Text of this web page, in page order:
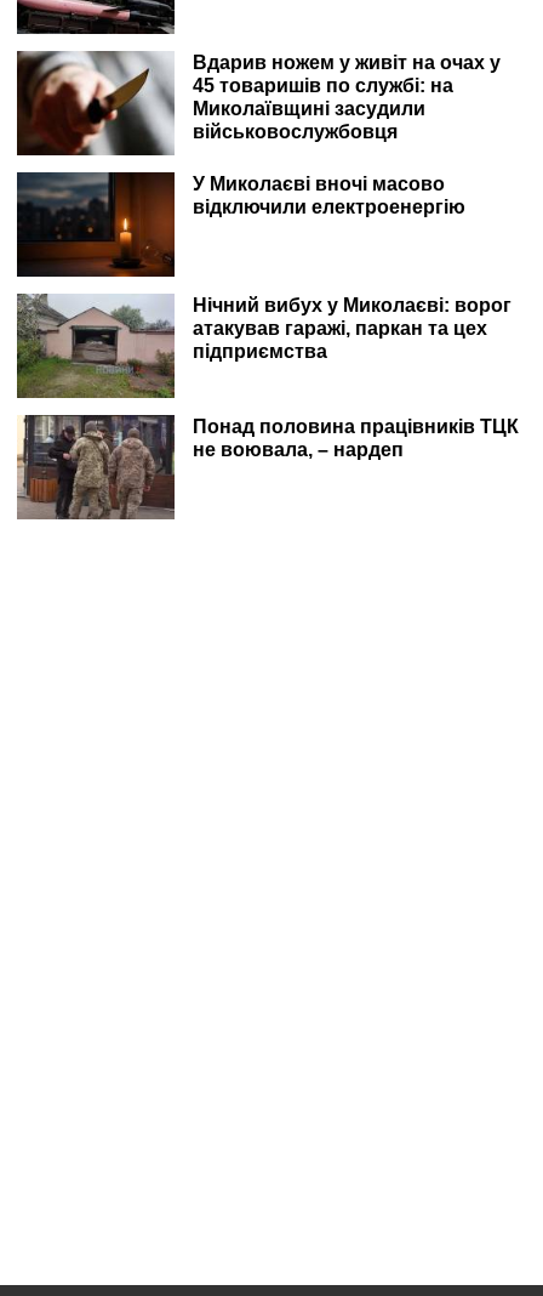
Вдарив ножем у живіт на очах у
45 товаришів по службі: на
Миколаївщині засудили
військовослужбовця
У Миколаєві вночі масово
відключили електроенергію
Нічний вибух у Миколаєві: ворог
атакував гаражі, паркан та цех
підприємства
Понад половина працівників ТЦК
не воювала, – нардеп